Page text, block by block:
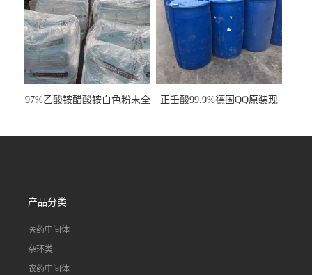
97%乙酸铵醋酸铵白色粉末全
正壬酸99.9%德国QQ原装现
产品分类
医药中间体
杂环类
农药中间体